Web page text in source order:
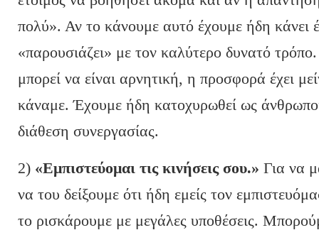
πολύ». Αν το κάνουμε αυτό έχουμε ήδη κάνει
«παρουσιάζει» με τον καλύτερο δυνατό
μπορεί να είναι αρνητική, η προσφορά έχει
κάναμε. Έχουμε ήδη κατοχυρωθεί ως
διάθεση συνεργασίας.
2) «Εμπιστεύομαι τις κινήσεις σου.» Για να
να του δείξουμε ότι ήδη εμείς τον
το ρισκάρουμε με μεγάλες υποθέσεις.